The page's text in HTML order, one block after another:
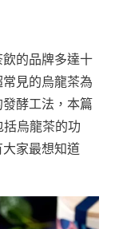
的品牌多達十
見的烏龍茶為
酵工法，本篇
烏龍茶的功
家最想知道